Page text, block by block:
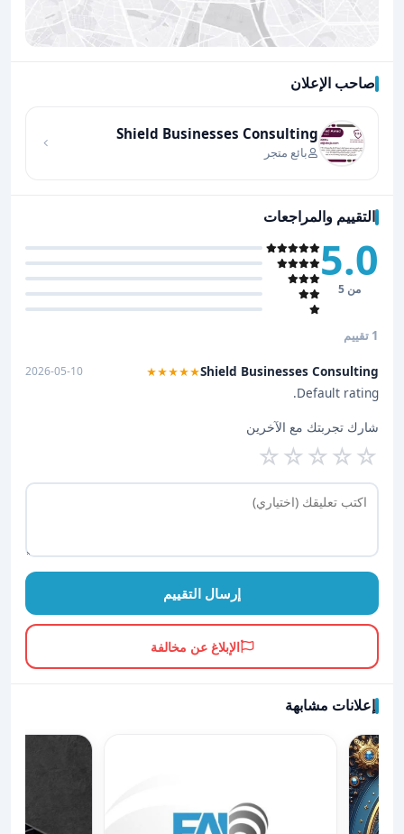
صاحب الإعلان
Shield Businesses Consulting
بائع متجر
التقييم والمراجعات
5.0
من 5
1 تقييم
Shield Businesses Consulting
★★★★★
2026-05-10
Default rating.
شارك تجربتك مع الآخرين
☆
☆
☆
☆
☆
إرسال التقييم
الإبلاغ عن مخالفة
إعلانات مشابهة